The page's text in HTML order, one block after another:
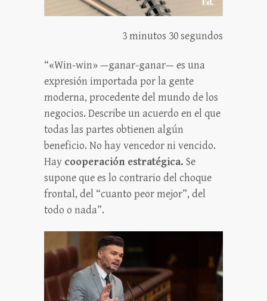
3 minutos 30 segundos
“«Win-win» —ganar-ganar— es una
expresión importada por la gente
moderna, procedente del mundo de los
negocios. Describe un acuerdo en el que
todas las partes obtienen algún
beneficio. No hay vencedor ni vencido.
Hay cooperación estratégica. Se
supone que es lo contrario del choque
frontal, del “cuanto peor mejor”, del
todo o nada”.